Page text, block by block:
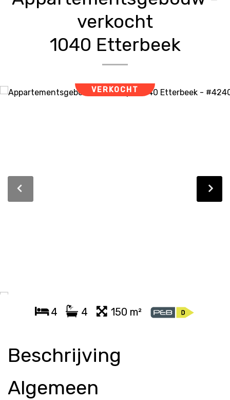
verkocht
1040 Etterbeek
VERKOCHT
4 4 150 m²
Beschrijving
Algemeen